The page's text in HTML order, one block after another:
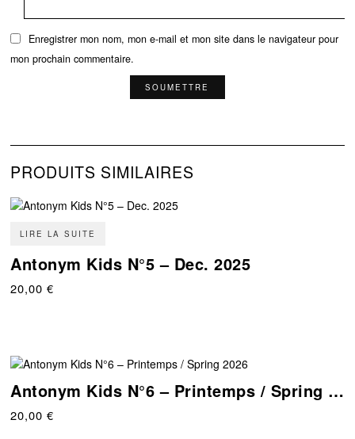
Enregistrer mon nom, mon e-mail et mon site dans le navigateur pour
mon prochain commentaire.
PRODUITS SIMILAIRES
LIRE LA SUITE
Antonym Kids N°5 – Dec. 2025
20,00€
Antonym Kids N°6 – Printemps / Spring 2026
20,00€